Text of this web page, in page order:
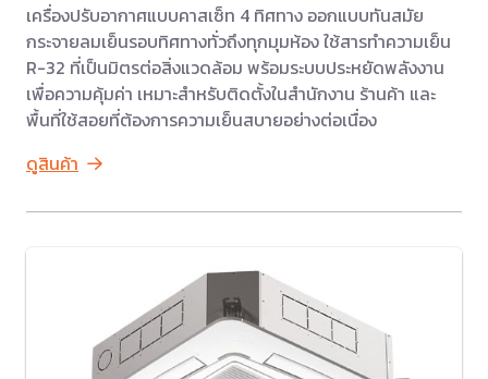
เครื่องปรับอากาศแบบคาสเซ็ท 4 ทิศทาง ออกแบบทันสมัย
กระจายลมเย็นรอบทิศทางทั่วถึงทุกมุมห้อง ใช้สารทำความเย็น
R-32 ที่เป็นมิตรต่อสิ่งแวดล้อม พร้อมระบบประหยัดพลังงาน
เพื่อความคุ้มค่า เหมาะสำหรับติดตั้งในสำนักงาน ร้านค้า และ
พื้นที่ใช้สอยที่ต้องการความเย็นสบายอย่างต่อเนื่อง
ดูสินค้า